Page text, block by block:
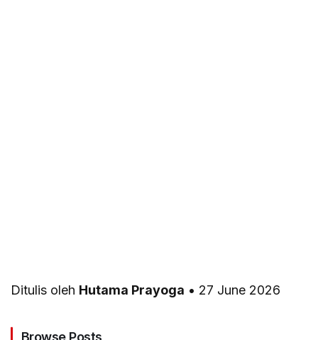
Ditulis oleh Hutama Prayoga • 27 June 2026
Browse Posts